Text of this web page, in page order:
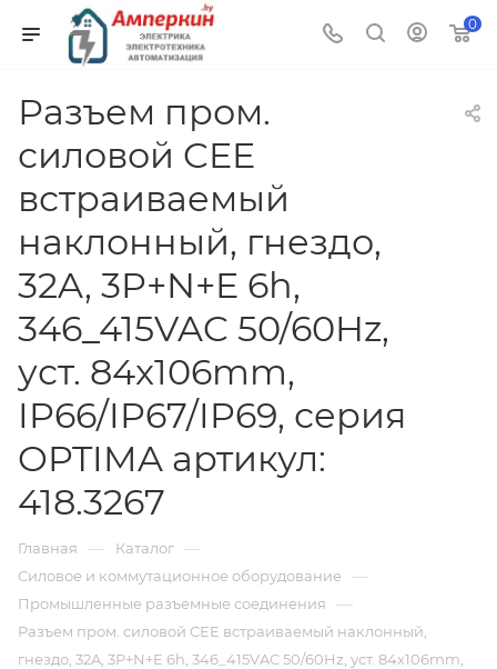
0
Разъем пром.
силовой CEE
встраиваемый
наклонный, гнездо,
32A, 3P+N+E 6h,
346_415VAC 50/60Hz,
уст. 84x106mm,
IP66/IP67/IP69, серия
OPTIMA артикул:
418.3267
Главная — Каталог —
Силовое и коммутационное оборудование —
Промышленные разъемные соединения —
Разъем пром. силовой CEE встраиваемый наклонный,
гнездо, 32A, 3P+N+E 6h, 346_415VAC 50/60Hz, уст. 84x106mm,